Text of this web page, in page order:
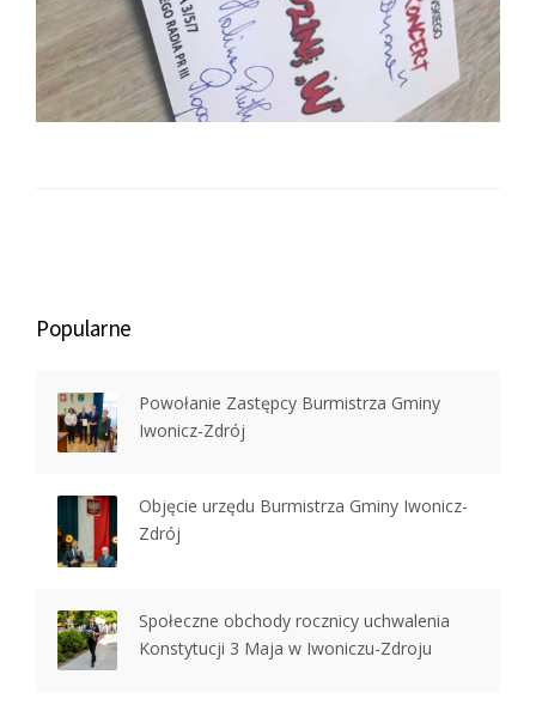
Popularne
Powołanie Zastępcy Burmistrza Gminy
Iwonicz-Zdrój
Objęcie urzędu Burmistrza Gminy Iwonicz-
Zdrój
Społeczne obchody rocznicy uchwalenia
Konstytucji 3 Maja w Iwoniczu-Zdroju